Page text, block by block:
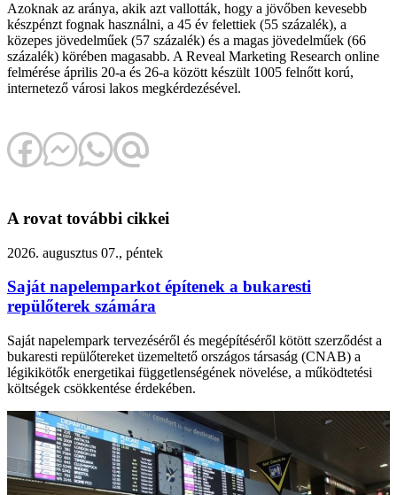
Azoknak az aránya, akik azt vallották, hogy a jövőben kevesebb
készpénzt fognak használni, a 45 év felettiek (55 százalék), a
közepes jövedelműek (57 százalék) és a magas jövedelműek (66
százalék) körében magasabb. A Reveal Marketing Research online
felmérése április 20-a és 26-a között készült 1005 felnőtt korú,
internetező városi lakos megkérdezésével.
A rovat további cikkei
2026. augusztus 07., péntek
Saját napelemparkot építenek a bukaresti
repülőterek számára
Saját napelempark tervezéséről és megépítéséről kötött szerződést a
bukaresti repülőtereket üzemeltető országos társaság (CNAB) a
légikikötők energetikai függetlenségének növelése, a működtetési
költségek csökkentése érdekében.